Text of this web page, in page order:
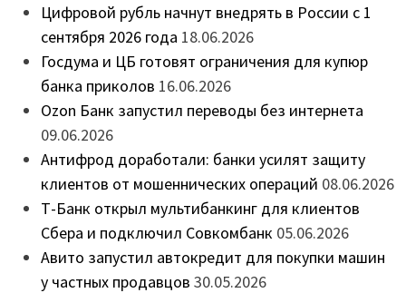
Цифровой рубль начнут внедрять в России с 1
сентября 2026 года 18.06.2026
Госдума и ЦБ готовят ограничения для купюр
банка приколов 16.06.2026
Ozon Банк запустил переводы без интернета
09.06.2026
Антифрод доработали: банки усилят защиту
клиентов от мошеннических операций 08.06.2026
Т-Банк открыл мультибанкинг для клиентов
Сбера и подключил Совкомбанк 05.06.2026
Авито запустил автокредит для покупки машин
у частных продавцов 30.05.2026